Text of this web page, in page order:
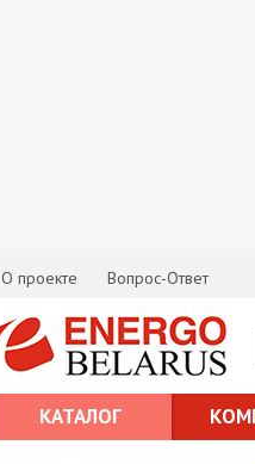
О проекте Вопрос-Ответ
КАТАЛОГ